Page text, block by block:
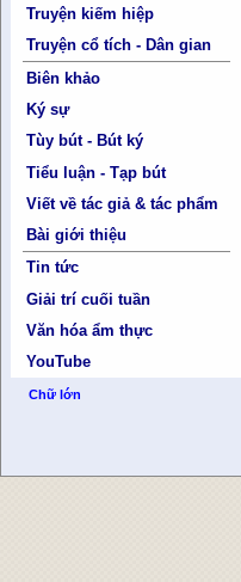
Truyện kiếm hiệp
Truyện cổ tích - Dân gian
Biên khảo
Ký sự
Tùy bút - Bút ký
Tiểu luận - Tạp bút
Viết về tác giả & tác phẩm
Bài giới thiệu
Tin tức
Giải trí cuối tuần
Văn hóa ẩm thực
YouTube
Chữ lớn